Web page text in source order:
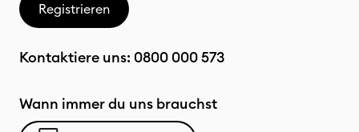
Registrieren
Kontaktiere uns: 0800 000 573
Wann immer du uns brauchst